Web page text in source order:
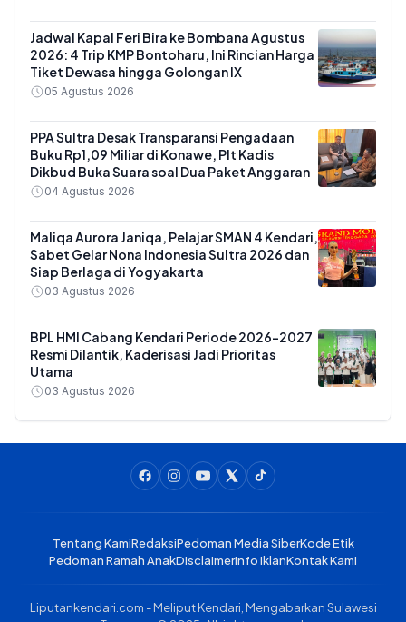
Jadwal Kapal Feri Bira ke Bombana Agustus
2026: 4 Trip KMP Bontoharu, Ini Rincian Harga
Tiket Dewasa hingga Golongan IX
05 Agustus 2026
PPA Sultra Desak Transparansi Pengadaan
Buku Rp1,09 Miliar di Konawe, Plt Kadis
Dikbud Buka Suara soal Dua Paket Anggaran
04 Agustus 2026
Maliqa Aurora Janiqa, Pelajar SMAN 4 Kendari,
Sabet Gelar Nona Indonesia Sultra 2026 dan
Siap Berlaga di Yogyakarta
03 Agustus 2026
BPL HMI Cabang Kendari Periode 2026-2027
Resmi Dilantik, Kaderisasi Jadi Prioritas
Utama
03 Agustus 2026
Tentang KamiRedaksiPedoman Media SiberKode Etik
Pedoman Ramah AnakDisclaimerInfo IklanKontak Kami
Liputankendari.com - Meliput Kendari, Mengabarkan Sulawesi